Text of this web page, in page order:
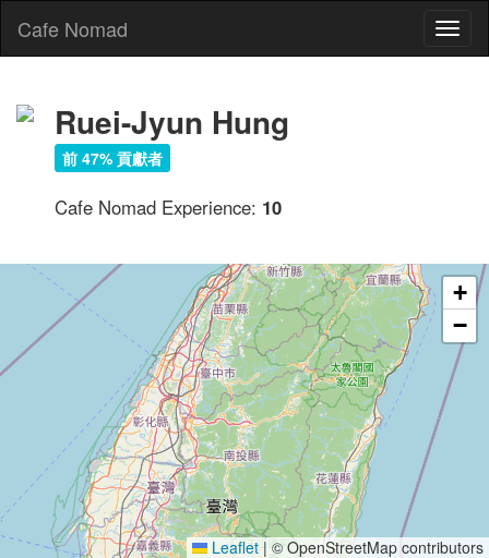
Cafe Nomad
Ruei-Jyun Hung
前 47% 貢獻者
Cafe Nomad Experience: 10
+
−
Leaflet |© OpenStreetMap contributors